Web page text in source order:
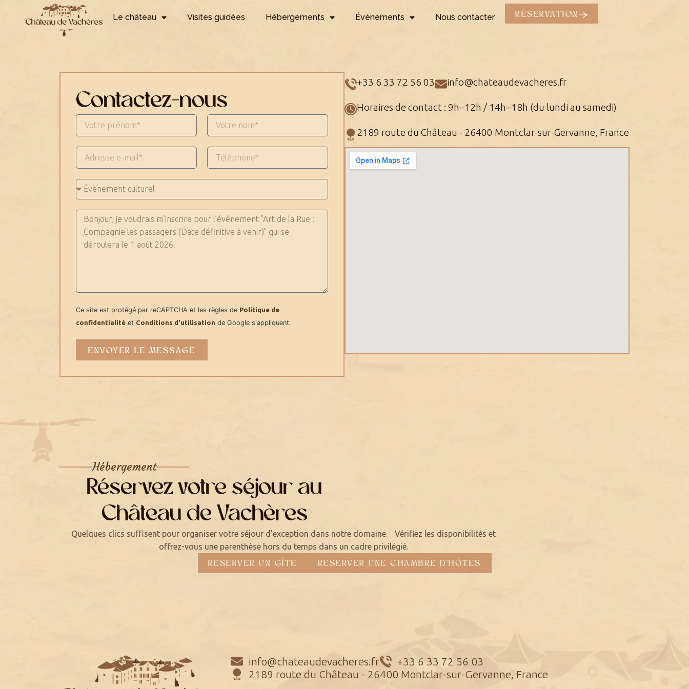
Le château Visites guidées Hébergements Évènements Nous contacter RÉSERVATION
Contactez-nous
Ce site est protégé par reCAPTCHA et les règles de Politique de
confidentialité et Conditions d'utilisation de Google s'appliquent.
ENVOYER LE MESSAGE
+33 6 33 72 56 03 info@chateaudevacheres.fr
Horaires de contact : 9h–12h / 14h–18h (du lundi au samedi)
2189 route du Château - 26400 Montclar-sur-Gervanne, France
Hébergement
Réservez votre séjour au
Château de Vachères
Quelques clics suffisent pour organiser votre séjour d’exception dans notre domaine. Vérifiez les disponibilités et
offrez-vous une parenthèse hors du temps dans un cadre privilégié.
RESERVER UN GÎTE RESERVER UNE CHAMBRE D'HÔTES
info@chateaudevacheres.fr
+33 6 33 72 56 03
2189 route du Château - 26400 Montclar-sur-Gervanne, France